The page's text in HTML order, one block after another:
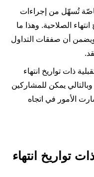
تُسهّل من إجراءات
الصلاحية. وهذا ما
أن صفقات التداول
ذات تواريخ انتهاء
وبالتالي يمكن للمشاركين
الأمور في اتجاه
تواريخ انتهاء